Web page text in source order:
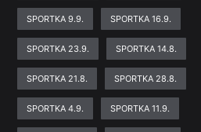
SPORTKA 9.9. SPORTKA 16.9.
SPORTKA 23.9. SPORTKA 14.8.
SPORTKA 21.8. SPORTKA 28.8.
SPORTKA 4.9. SPORTKA 11.9.